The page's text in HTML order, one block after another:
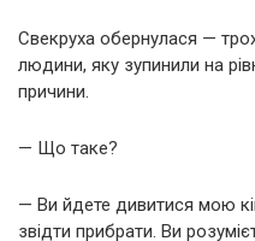
Свекруха обернулася —
людини, яку зупинили на
причини.
— Що таке?
— Ви йдете дивитися мою
звідти прибрати. Ви